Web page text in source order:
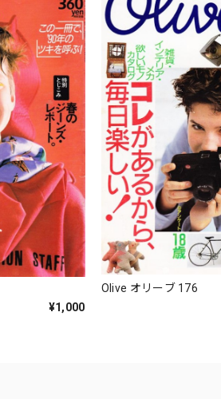
¥1,000
Olive オリーブ 176